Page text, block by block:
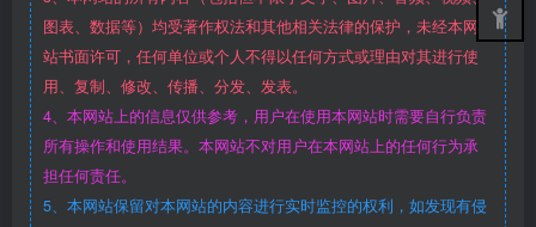
图表、数据等）均受著作权法和其他相关法律的保护，未经本网
站书面许可，任何单位或个人不得以任何方式或理由对其进行使
用、复制、修改、传播、分发、发表。
4、本网站上的信息仅供参考，用户在使用本网站时需要自行负责
所有操作和使用结果。本网站不对用户在本网站上的任何行为承
担任何责任。
5、本网站保留对本网站的内容进行实时监控的权利，如发现有侵